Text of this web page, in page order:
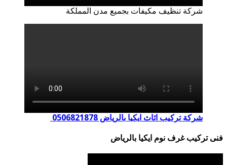
شركة تنظيف مكيفات بجميع مدن المملكة
شركة تركيب اثاث ايكيا بالرياض 0506821878
فنى تركيب غرف نوم ايكيا بالرياض